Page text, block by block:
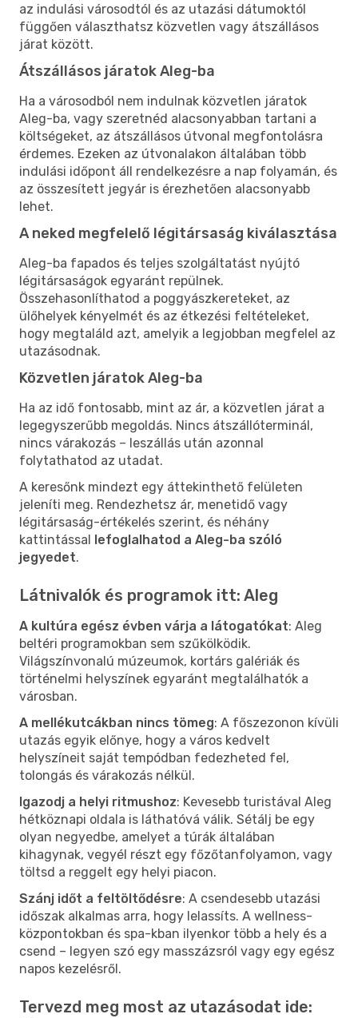
az indulási városodtól és az utazási dátumoktól
függően választhatsz közvetlen vagy átszállásos
járat között.
Átszállásos járatok Aleg-ba
Ha a városodból nem indulnak közvetlen járatok
Aleg-ba, vagy szeretnéd alacsonyabban tartani a
költségeket, az átszállásos útvonal megfontolásra
érdemes. Ezeken az útvonalakon általában több
indulási időpont áll rendelkezésre a nap folyamán, és
az összesített jegyár is érezhetően alacsonyabb
lehet.
A neked megfelelő légitársaság kiválasztása
Aleg-ba fapados és teljes szolgáltatást nyújtó
légitársaságok egyaránt repülnek.
Összehasonlíthatod a poggyászkereteket, az
ülőhelyek kényelmét és az étkezési feltételeket,
hogy megtaláld azt, amelyik a legjobban megfelel az
utazásodnak.
Közvetlen járatok Aleg-ba
Ha az idő fontosabb, mint az ár, a közvetlen járat a
legegyszerűbb megoldás. Nincs átszállóterminál,
nincs várakozás – leszállás után azonnal
folytathatod az utadat.
A keresőnk mindezt egy áttekinthető felületen
jeleníti meg. Rendezhetsz ár, menetidő vagy
légitársaság-értékelés szerint, és néhány
kattintással lefoglalhatod a Aleg-ba szóló
jegyedet.
Látnivalók és programok itt: Aleg
A kultúra egész évben várja a látogatókat: Aleg
beltéri programokban sem szűkölködik.
Világszínvonalú múzeumok, kortárs galériák és
történelmi helyszínek egyaránt megtalálhatók a
városban.
A mellékutcákban nincs tömeg: A főszezonon kívüli
utazás egyik előnye, hogy a város kedvelt
helyszíneit saját tempódban fedezheted fel,
tolongás és várakozás nélkül.
Igazodj a helyi ritmushoz: Kevesebb turistával Aleg
hétköznapi oldala is láthatóvá válik. Sétálj be egy
olyan negyedbe, amelyet a túrák általában
kihagynak, vegyél részt egy főzőtanfolyamon, vagy
töltsd a reggelt egy helyi piacon.
Szánj időt a feltöltődésre: A csendesebb utazási
időszak alkalmas arra, hogy lelassíts. A wellness-
központokban és spa-kban ilyenkor több a hely és a
csend – legyen szó egy masszázsról vagy egy egész
napos kezelésről.
Tervezd meg most az utazásodat ide: